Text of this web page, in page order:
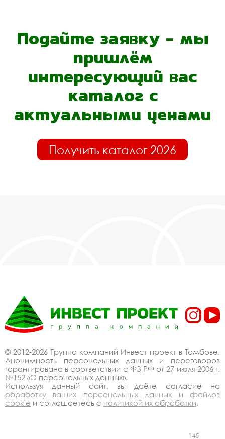
Подайте заявку - мы
пришлём
интересующий вас
каталог с
актуальными ценами
Получить каталог 2026
© 2012-2026 Группа компаний Инвест проект в Тамбове.
Анонимность персональных данных и переговоров
гарантирована в соответствии с ФЗ РФ от 27 июля 2006 г.
№152 «О персональных данных».
Используя данный сайт, вы даёте согласие на
обработку ваших персональных данных и файлов
cookie и соглашаетесь с политикой их обработки.
145